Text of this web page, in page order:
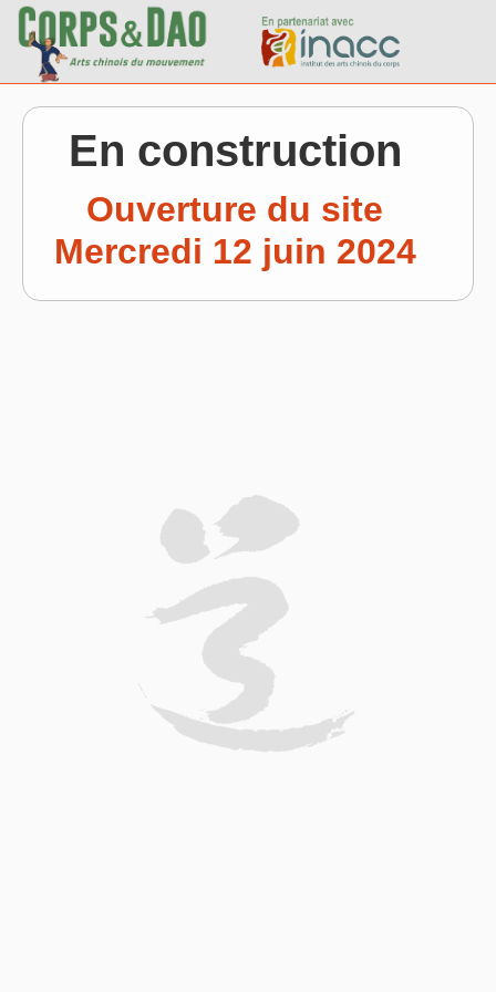
En construction
Ouverture du site
Mercredi 12 juin 2024